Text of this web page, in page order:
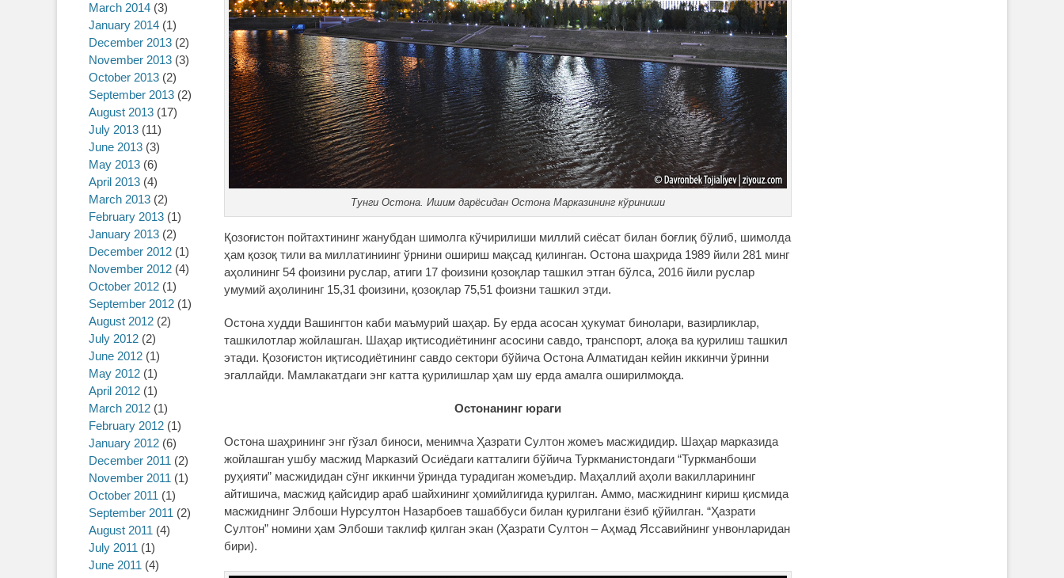
Тунги Остона. Ишим дарёсидан Остона Марказининг кўриниши
Қозоғистон пойтахтининг жанубдан шимолга кўчирилиши миллий сиёсат билан боғлиқ бўлиб, шимолда
ҳам қозоқ тили ва миллатиниинг ўрнини ошириш мақсад қилинган. Остона шаҳрида 1989 йили 281 минг
аҳолининг 54 фоизини руслар, атиги 17 фоизини қозоқлар ташкил этган бўлса, 2016 йили руслар
умумий аҳолининг 15,31 фоизини, қозоқлар 75,51 фоизни ташкил этди.
Остона худди Вашингтон каби маъмурий шаҳар. Бу ерда асосан ҳукумат бинолари, вазирликлар,
ташкилотлар жойлашган. Шаҳар иқтисодиётининг асосини савдо, транспорт, алоқа ва қурилиш ташкил
этади. Қозоғистон иқтисодиётининг савдо сектори бўйича Остона Алматидан кейин иккинчи ўринни
эгаллайди. Мамлакатдаги энг катта қурилишлар ҳам шу ерда амалга оширилмоқда.
Остонанинг юраги
Остона шаҳрининг энг гўзал биноси, менимча Ҳазрати Султон жомеъ масжидидир. Шаҳар марказида
жойлашган ушбу масжид Марказий Осиёдаги катталиги бўйича Туркманистондаги “Туркманбоши
руҳияти” масжидидан сўнг иккинчи ўринда турадиган жомеъдир. Маҳаллий аҳоли вакилларининг
айтишича, масжид қайсидир араб шайхининг ҳомийлигида қурилган. Аммо, масжиднинг кириш қисмида
масжиднинг Элбоши Нурсултон Назарбоев ташаббуси билан қурилгани ёзиб қўйилган. “Ҳазрати
Султон” номини ҳам Элбоши таклиф қилган экан (Ҳазрати Султон – Аҳмад Яссавийнинг унвонларидан
бири).
March 2014 (3)
January 2014 (1)
December 2013 (2)
November 2013 (3)
October 2013 (2)
September 2013 (2)
August 2013 (17)
July 2013 (11)
June 2013 (3)
May 2013 (6)
April 2013 (4)
March 2013 (2)
February 2013 (1)
January 2013 (2)
December 2012 (1)
November 2012 (4)
October 2012 (1)
September 2012 (1)
August 2012 (2)
July 2012 (2)
June 2012 (1)
May 2012 (1)
April 2012 (1)
March 2012 (1)
February 2012 (1)
January 2012 (6)
December 2011 (2)
November 2011 (1)
October 2011 (1)
September 2011 (2)
August 2011 (4)
July 2011 (1)
June 2011 (4)